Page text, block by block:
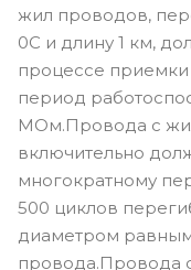
жил проводов,
0С и длину 1 км,
процессе
период
МОм.Провода с
включительно
многократному
500 циклов
диаметром
провода.Провода